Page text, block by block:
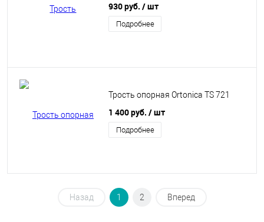
930 руб. / шт
Подробнее
Трость опорная Ortonica TS 721
1 400 руб. / шт
Подробнее
Назад 1 2 Вперед